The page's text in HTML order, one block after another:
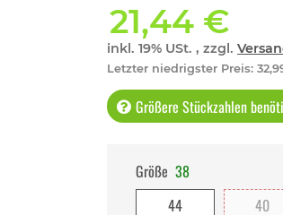
21,44 €
inkl. 19% USt. , zzgl.
Letzter niedrigster Preis:
Größere Stückzahlen
Größe 38
44
40